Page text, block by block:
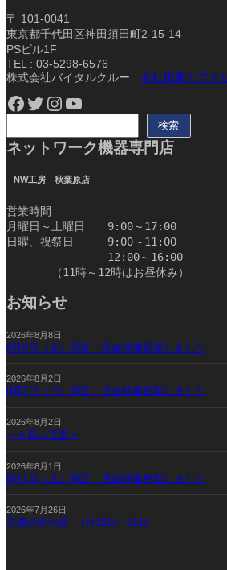
〒 101-0041
東京都千代田区神田須田町2-15-14
PSビル1F
TEL : 03-5298-6576
株式会社バイタルクルー 会社概要とアク
Facebook Twitter Instagram YouTube
索
検索
ネットワーク機器専門店
NW工房 秋葉原店
営業時間
月曜日～土曜日　　9:00～17:00
日曜、祝祭日　　　9:00～11:00
12:00～16:00
（11時～12時はお
お知らせ
2026年8月8日
8月8日（土）限定 現金特価更新しました
2026年8月2日
8月2日（日）限定 現金特価更新しました
2026年8月2日
＜本日の営業＞
2026年8月1日
8月1日（土）限定 現金特価更新しました
2026年7月26日
先週の売れ筋 7月19日～25日